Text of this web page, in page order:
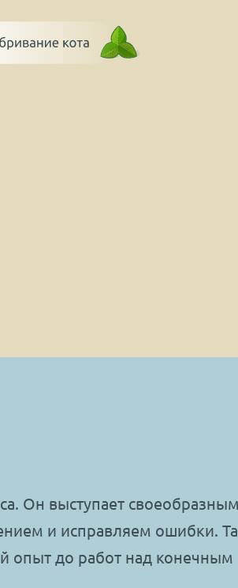
Он выступает своеобразным
и исправляем ошибки.
опыт до работ над конечным